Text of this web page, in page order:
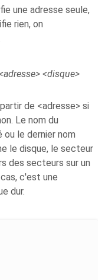
une adresse seule,
rien, on
<disque>
de <adresse> si
Le nom du
le dernier nom
le disque, le secteur
des secteurs sur un
c'est une
dur.